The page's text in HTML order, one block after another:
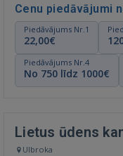
Cenu piedāvājumi
Piedāvājums Nr.1
22,00€
Piedāvājums Nr.4
No 750 līdz 1000€
Lietus ūdens
Ulbroka